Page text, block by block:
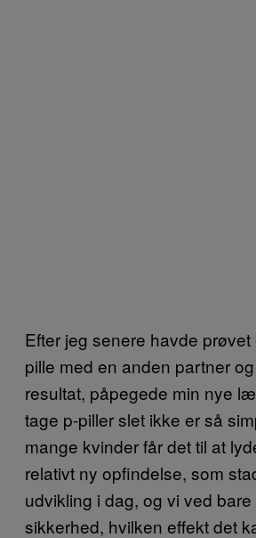
Efter jeg senere havde
pille med en anden partner
resultat, påpegede min nye
tage p-piller slet ikke er så
mange kvinder får det til at
relativt ny opfindelse, som
udvikling i dag, og vi ved
sikkerhed, hvilken effekt det